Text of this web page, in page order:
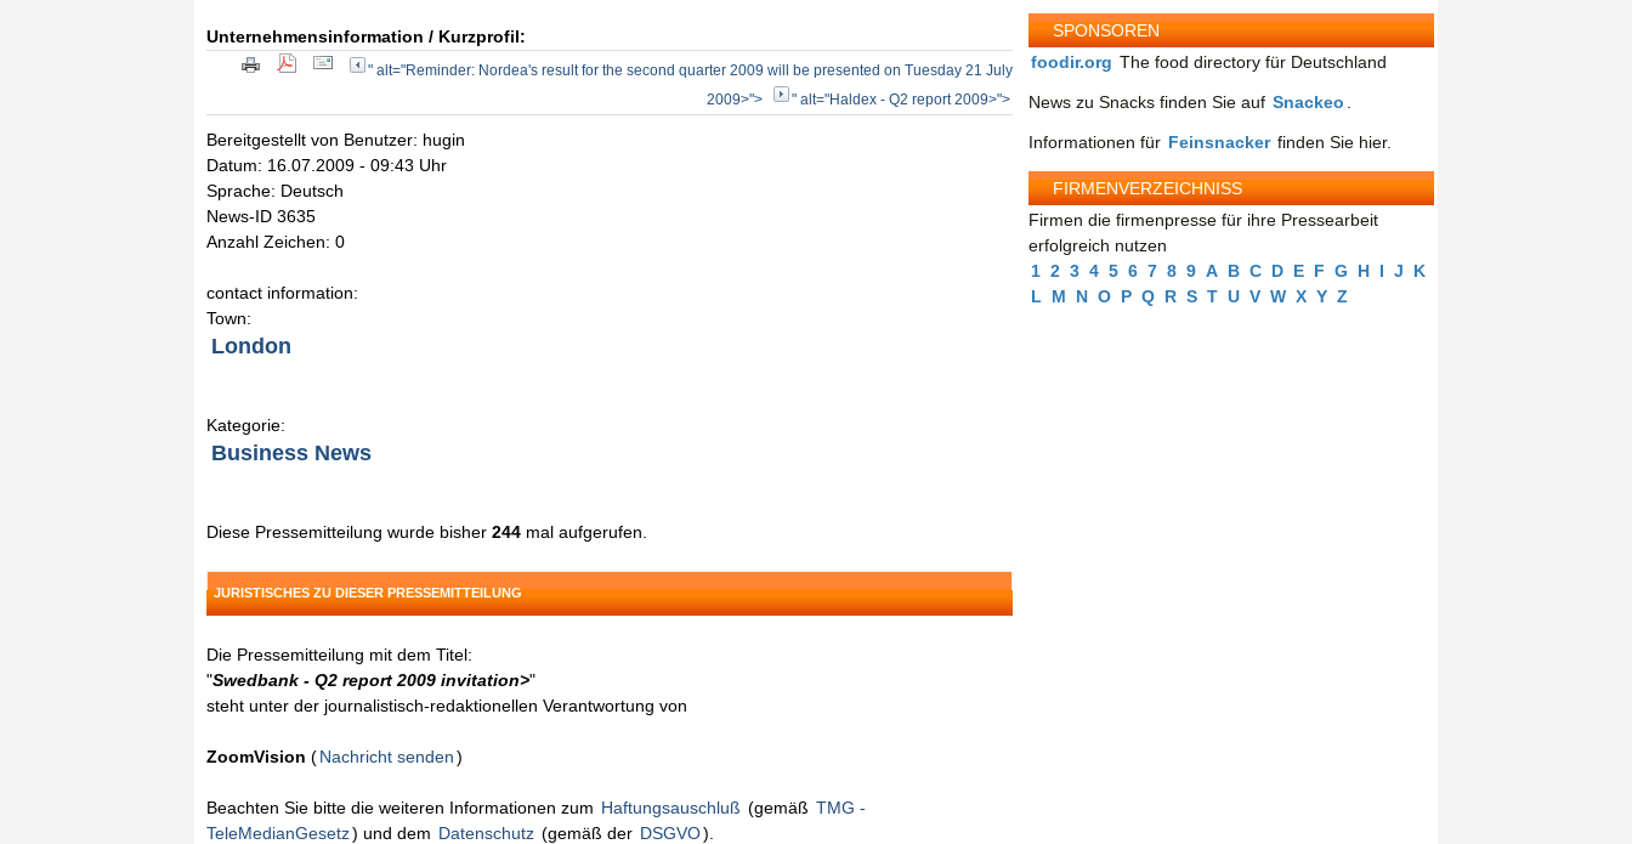
Unternehmensinformation / Kurzprofil:
" alt="Reminder: Nordea's result for the second quarter 2009 will be presented on Tuesday 21 July
2009>">
" alt="Haldex - Q2 report 2009>">
Bereitgestellt von Benutzer: hugin
Datum: 16.07.2009 - 09:43 Uhr
Sprache: Deutsch
News-ID 3635
Anzahl Zeichen: 0
contact information:
Town:
London
Kategorie:
Business News
Diese Pressemitteilung wurde bisher 244 mal aufgerufen.
JURISTISCHES ZU DIESER PRESSEMITTEILUNG
Die Pressemitteilung mit dem Titel:
"Swedbank - Q2 report 2009 invitation>"
steht unter der journalistisch-redaktionellen Verantwortung von
ZoomVision (Nachricht senden)
Beachten Sie bitte die weiteren Informationen zum Haftungsauschluß (gemäß TMG -
TeleMedianGesetz) und dem Datenschutz (gemäß der DSGVO).
SPONSOREN
foodir.org The food directory für Deutschland
News zu Snacks finden Sie auf Snackeo
Informationen für Feinsnacker finden Sie hier.
FIRMENVERZEICHNISS
Firmen die firmenpresse für ihre Pressearbeit
erfolgreich nutzen
1 2 3 4 5 6 7 8 9 A B C D E F G H I J
K
L
M N O P Q R S T U V W X Y Z